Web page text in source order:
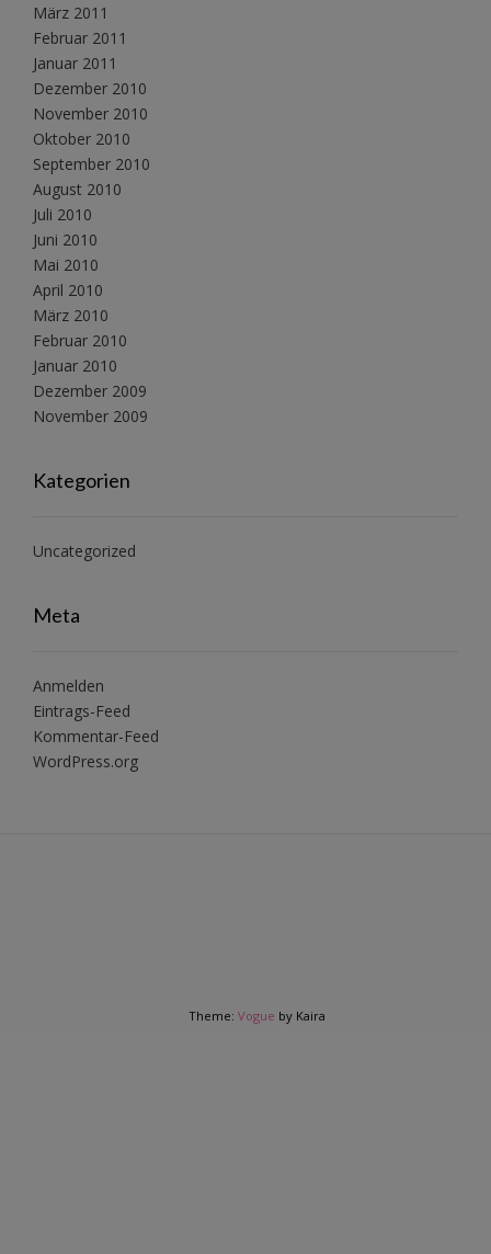
März 2011
Februar 2011
Januar 2011
Dezember 2010
November 2010
Oktober 2010
September 2010
August 2010
Juli 2010
Juni 2010
Mai 2010
April 2010
März 2010
Februar 2010
Januar 2010
Dezember 2009
November 2009
Kategorien
Uncategorized
Meta
Anmelden
Eintrags-Feed
Kommentar-Feed
WordPress.org
Theme: Vogue by Kaira